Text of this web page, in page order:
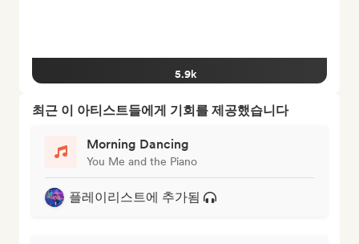
5.9k
최근 이 아티스트들에게 기회를 제공했습니다
Morning Dancing
You Me and the Piano
플레이리스트에 추가됨